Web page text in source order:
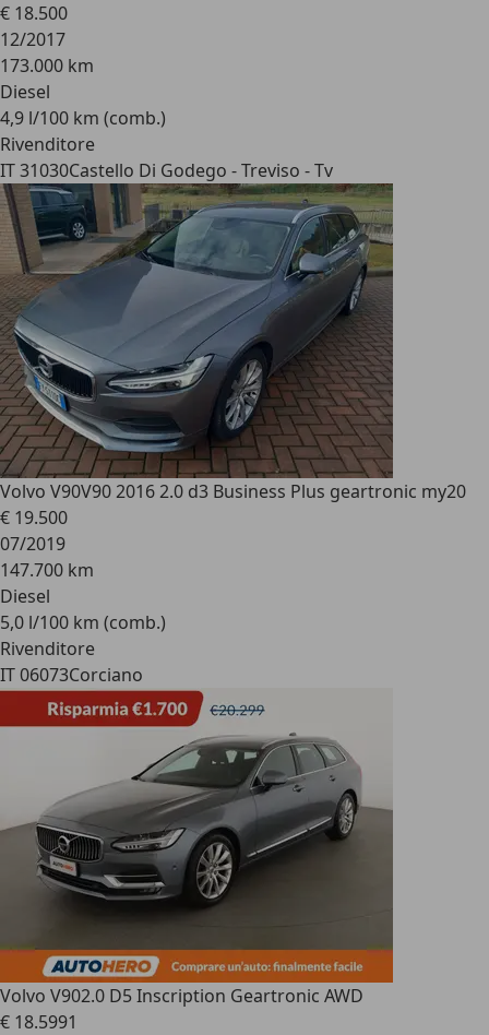
€ 18.500
12/2017
173.000 km
Diesel
4,9 l/100 km (comb.)
Rivenditore
IT 31030Castello Di Godego - Treviso - Tv
Volvo V90V90 2016 2.0 d3 Business Plus geartronic my20
€ 19.500
07/2019
147.700 km
Diesel
5,0 l/100 km (comb.)
Rivenditore
IT 06073Corciano
Volvo V902.0 D5 Inscription Geartronic AWD
€ 18.5991